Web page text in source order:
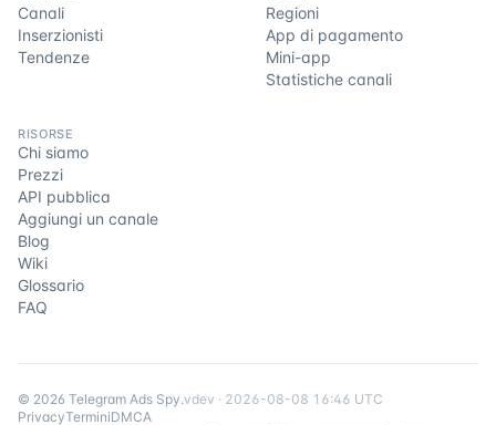
Canali
Inserzionisti
Tendenze
Regioni
App di pagamento
Mini-app
Statistiche canali
RISORSE
Chi siamo
Prezzi
API pubblica
Aggiungi un canale
Blog
Wiki
Glossario
FAQ
© 2026 Telegram Ads Spy.vdev · 2026-08-08 16:46 UTC
PrivacyTerminiDMCA